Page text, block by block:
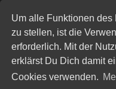
Um alle Funktionen des
zu stellen, ist die
erforderlich. Mit der
erklärst Du Dich damit
Cookies verwenden.